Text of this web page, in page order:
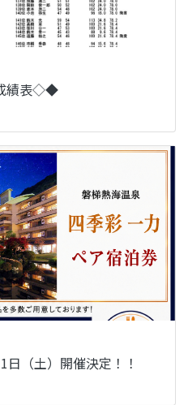
績表◇◆
（土）開催決定！！